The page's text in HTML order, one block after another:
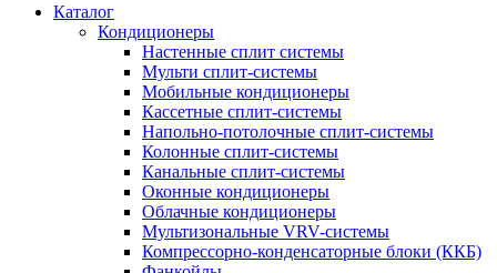
Каталог
Кондиционеры
Настенные сплит системы
Мульти сплит-системы
Мобильные кондиционеры
Кассетные сплит-системы
Напольно-потолочные сплит-системы
Колонные сплит-системы
Канальные сплит-системы
Оконные кондиционеры
Облачные кондиционеры
Мультизональные VRV-системы
Компрессорно-конденсаторные блоки (ККБ)